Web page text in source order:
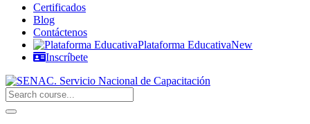
Certificados
Blog
Contáctenos
Plataforma EducativaNew
Inscríbete